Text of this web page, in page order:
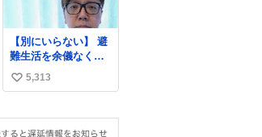
【別にいらない】 避
難生活を余儀なくさ
れている子どもたち
のためにヒカキンボ
た
い
ね
5,313